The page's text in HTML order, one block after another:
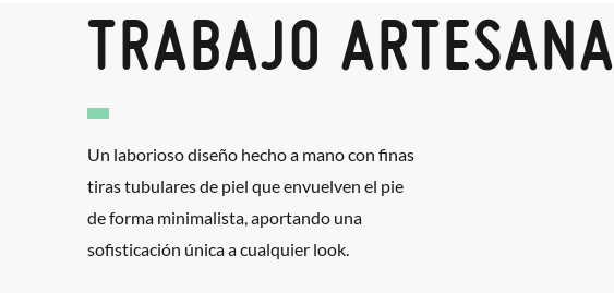
TRABAJO
Un laborioso diseño hecho a mano con finas
tiras tubulares de piel que envuelven el pie
de forma minimalista, aportando una
sofisticación única a cualquier look.